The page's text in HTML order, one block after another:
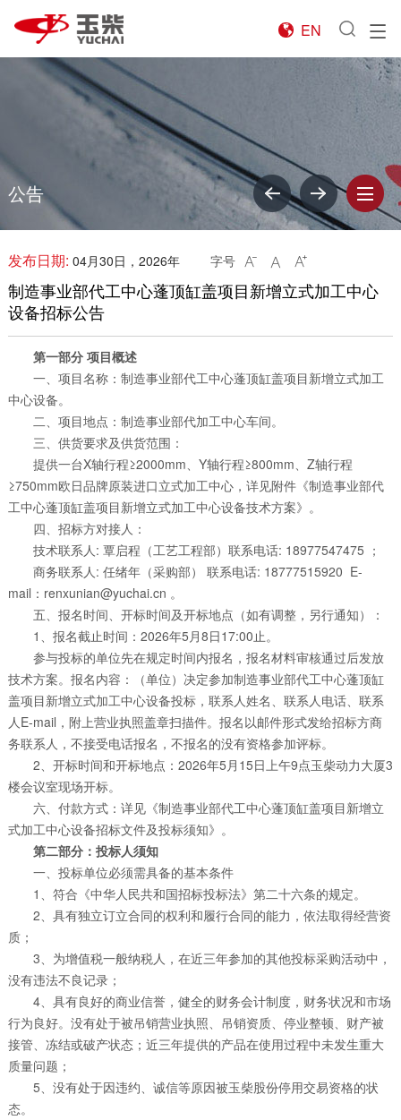

EN
公告
发布日期: 04月30日，2026年 字号   
制造事业部代工中心蓬顶缸盖项目新增立式加工中心
设备招标公告
第一部分 项目概述
一、项目名称：制造事业部代工中心蓬顶缸盖项目新增立式加工
中心设备。
二、项目地点：制造事业部代加工中心车间。
三、供货要求及供货范围：
提供一台X轴行程≥2000mm、Y轴行程≥800mm、Z轴行程
≥750mm欧日品牌原装进口立式加工中心，详见附件《制造事业部代
工中心蓬顶缸盖项目新增立式加工中心设备技术方案》。
四、招标方对接人：
技术联系人: 覃启程（工艺工程部）联系电话: 18977547475 ；
商务联系人: 任绪年（采购部） 联系电话: 18777515920 E-
mail：renxunian@yuchai.cn 。
五、报名时间、开标时间及开标地点（如有调整，另行通知）：
1、报名截止时间：2026年5月8日17:00止。
参与投标的单位先在规定时间内报名，报名材料审核通过后发放
技术方案。报名内容：（单位）决定参加制造事业部代工中心蓬顶缸
盖项目新增立式加工中心设备投标，联系人姓名、联系人电话、联系
人E-mail，附上营业执照盖章扫描件。报名以邮件形式发给招标方商
务联系人，不接受电话报名，不报名的没有资格参加评标。
2、开标时间和开标地点：2026年5月15日上午9点玉柴动力大厦3
楼会议室现场开标。
六、付款方式：详见《制造事业部代工中心蓬顶缸盖项目新增立
式加工中心设备招标文件及投标须知》。
第二部分：投标人须知
一、投标单位必须需具备的基本条件
1、符合《中华人民共和国招标投标法》第二十六条的规定。
2、具有独立订立合同的权利和履行合同的能力，依法取得经营资
质；
3、为增值税一般纳税人，在近三年参加的其他投标采购活动中，
没有违法不良记录；
4、具有良好的商业信誉，健全的财务会计制度，财务状况和市场
行为良好。没有处于被吊销营业执照、吊销资质、停业整顿、财产被
接管、冻结或破产状态；近三年提供的产品在使用过程中未发生重大
质量问题；
5、没有处于因违约、诚信等原因被玉柴股份停用交易资格的状
态。